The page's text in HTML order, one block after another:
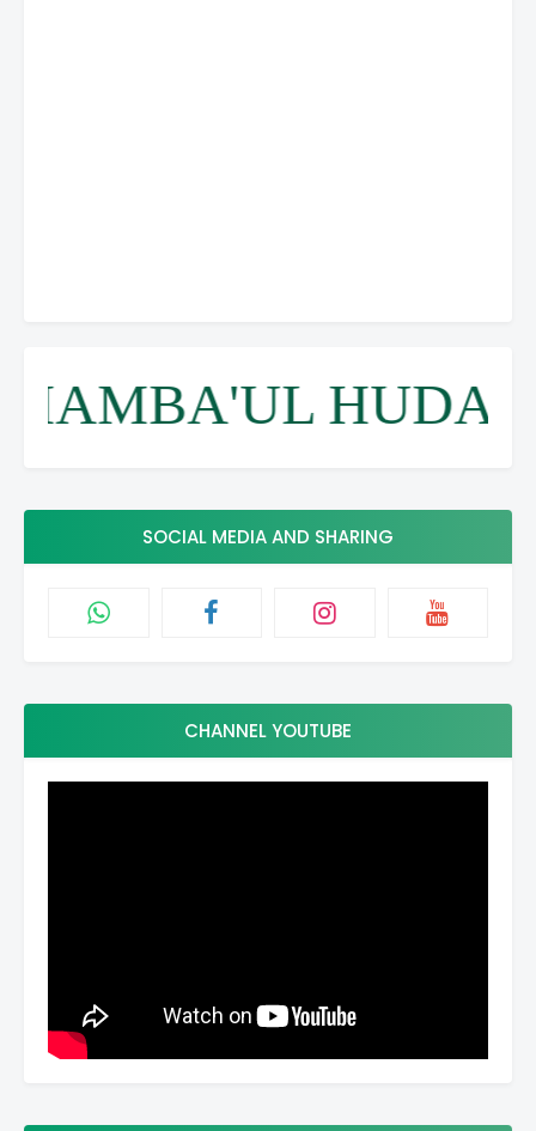
HUDA
SOCIAL MEDIA AND SHARING
CHANNEL YOUTUBE